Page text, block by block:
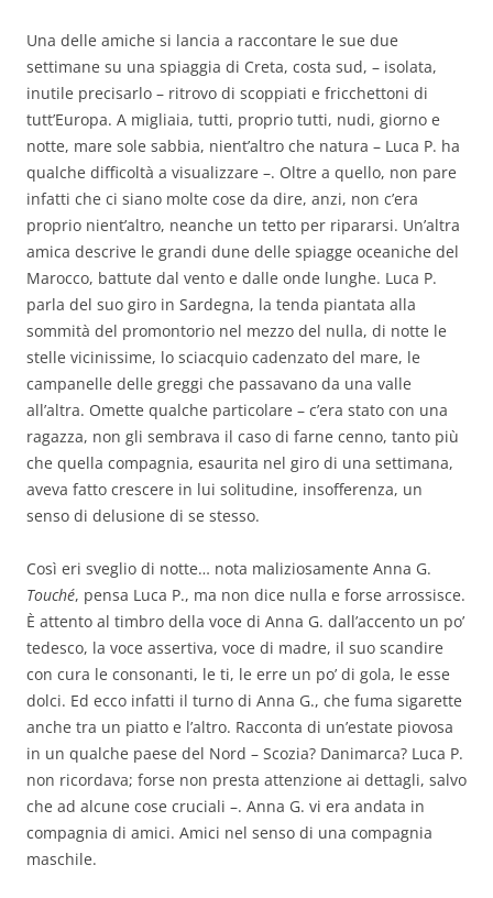
Una delle amiche si lancia a raccontare le sue due
settimane su una spiaggia di Creta, costa sud, – isolata,
inutile precisarlo – ritrovo di scoppiati e fricchettoni di
tutt’Europa. A migliaia, tutti, proprio tutti, nudi, giorno e
notte, mare sole sabbia, nient’altro che natura – Luca P. ha
qualche difficoltà a visualizzare –. Oltre a quello, non pare
infatti che ci siano molte cose da dire, anzi, non c’era
proprio nient’altro, neanche un tetto per ripararsi. Un’altra
amica descrive le grandi dune delle spiagge oceaniche del
Marocco, battute dal vento e dalle onde lunghe. Luca P.
parla del suo giro in Sardegna, la tenda piantata alla
sommità del promontorio nel mezzo del nulla, di notte le
stelle vicinissime, lo sciacquio cadenzato del mare, le
campanelle delle greggi che passavano da una valle
all’altra. Omette qualche particolare – c’era stato con una
ragazza, non gli sembrava il caso di farne cenno, tanto più
che quella compagnia, esaurita nel giro di una settimana,
aveva fatto crescere in lui solitudine, insofferenza, un
senso di delusione di se stesso.
Così eri sveglio di notte… nota maliziosamente Anna G.
Touché, pensa Luca P., ma non dice nulla e forse arrossisce.
È attento al timbro della voce di Anna G. dall’accento un po’
tedesco, la voce assertiva, voce di madre, il suo scandire
con cura le consonanti, le ti, le erre un po’ di gola, le esse
dolci. Ed ecco infatti il turno di Anna G., che fuma sigarette
anche tra un piatto e l’altro. Racconta di un’estate piovosa
in un qualche paese del Nord – Scozia? Danimarca? Luca P.
non ricordava; forse non presta attenzione ai dettagli, salvo
che ad alcune cose cruciali –. Anna G. vi era andata in
compagnia di amici. Amici nel senso di una compagnia
maschile.